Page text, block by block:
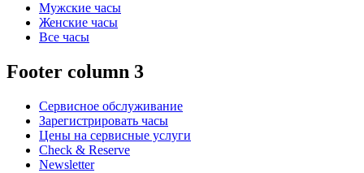
Мужские часы
Женские часы
Все часы
Footer column 3
Сервисное обслуживание
Зарегистрировать часы
Цены на сервисные услуги
Check & Reserve
Newsletter